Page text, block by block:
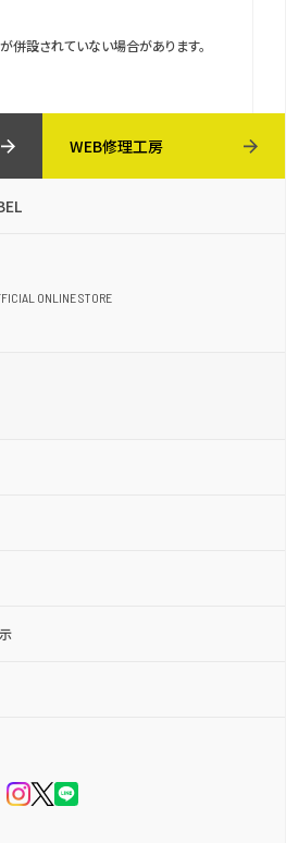
設されていない場合があります。
WEB修理工房
ONLINE STORE